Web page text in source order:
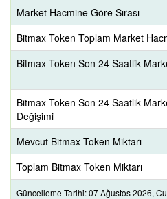
Market Hacmine Göre Sırası
Bitmax Token Toplam Market
Bitmax Token Son 24 Saatlik
Bitmax Token Son 24 Saatlik
Değişimi
Mevcut Bitmax Token Miktarı
Toplam Bitmax Token Miktarı
Güncelleme Tarihi: 07 Ağustos 2026,